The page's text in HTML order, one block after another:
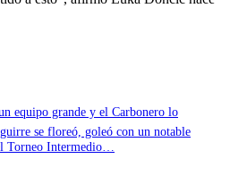
equipo grande y el Carbonero lo
se floreó, goleó con un notable
Torneo Intermedio…